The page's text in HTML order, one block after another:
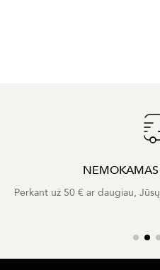
NEMOKAMAS
Perkant už 50 € ar daugiau,